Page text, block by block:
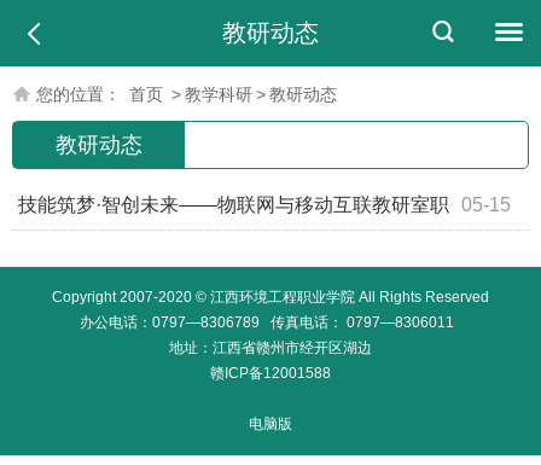
教研动态
您的位置： 首页 >教学科研>教研动态
教研动态
05-15
技能筑梦·智创未来——物联网与移动互联教研室职
Copyright 2007-2020 © 江西环境工程职业学院 All Rights Reserved
办公电话：0797—8306789 传真电话： 0797—8306011
地址：江西省赣州市经开区湖边
赣ICP备12001588
电脑版